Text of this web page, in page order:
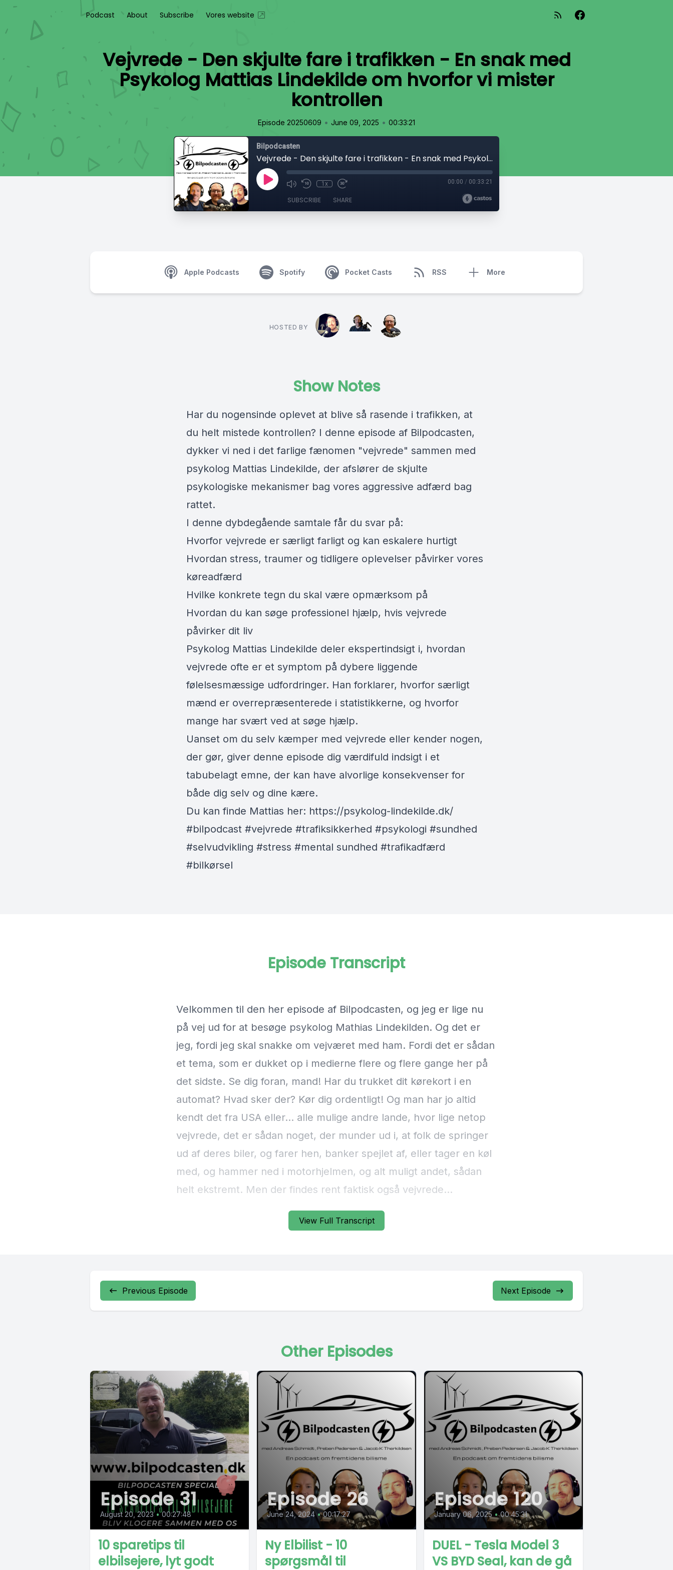
Podcast About Subscribe Vores website
Vejvrede - Den skjulte fare i trafikken - En snak med
Psykolog Mattias Lindekilde om hvorfor vi mister
kontrollen
Episode 20250609 • June 09, 2025 • 00:33:21
Bilpodcasten
Vejvrede - Den skjulte fare i trafikken - En snak med Psykolog Mattias Lindekilde om hvorfor vi mister kontrollen
1x 00:00 / 00:33:21
SUBSCRIBE SHARE
Apple Podcasts Spotify Pocket Casts RSS More
HOSTED BY
Show Notes
Har du nogensinde oplevet at blive så rasende i trafikken, at
du helt mistede kontrollen? I denne episode af Bilpodcasten,
dykker vi ned i det farlige fænomen "vejvrede" sammen med
psykolog Mattias Lindekilde, der afslører de skjulte
psykologiske mekanismer bag vores aggressive adfærd bag
rattet.
I denne dybdegående samtale får du svar på:
Hvorfor vejvrede er særligt farligt og kan eskalere hurtigt
Hvordan stress, traumer og tidligere oplevelser påvirker vores
køreadfærd
Hvilke konkrete tegn du skal være opmærksom på
Hvordan du kan søge professionel hjælp, hvis vejvrede
påvirker dit liv
Psykolog Mattias Lindekilde deler ekspertindsigt i, hvordan
vejvrede ofte er et symptom på dybere liggende
følelsesmæssige udfordringer. Han forklarer, hvorfor særligt
mænd er overrepræsenterede i statistikkerne, og hvorfor
mange har svært ved at søge hjælp.
Uanset om du selv kæmper med vejvrede eller kender nogen,
der gør, giver denne episode dig værdifuld indsigt i et
tabubelagt emne, der kan have alvorlige konsekvenser for
både dig selv og dine kære.
Du kan finde Mattias her: https://psykolog-lindekilde.dk/
#bilpodcast #vejvrede #trafiksikkerhed #psykologi #sundhed
#selvudvikling #stress #mental sundhed #trafikadfærd
#bilkørsel
View Full Transcript
Episode Transcript
Previous Episode Next Episode
Other Episodes
Episode 31
August 20, 2023 • 00:27:48
10 sparetips til
elbilsejere, lyt godt
Episode 26
June 24, 2024 • 00:17:27
Ny Elbilist - 10
spørgsmål til
Episode 120
January 06, 2025 • 00:45:31
DUEL - Tesla Model 3
VS BYD Seal, kan de gå